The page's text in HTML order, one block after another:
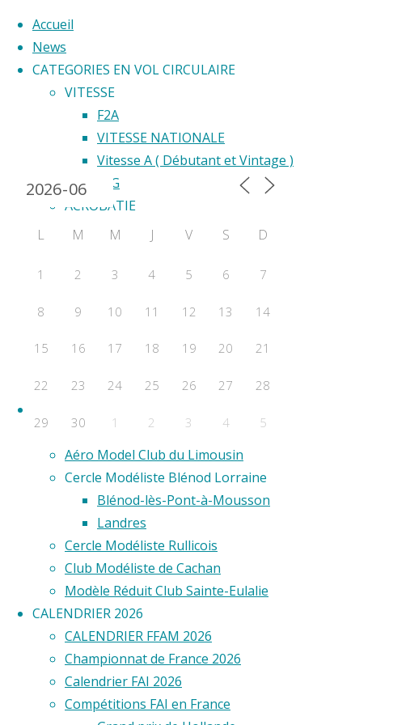
Accueil
News
CATEGORIES EN VOL CIRCULAIRE
VITESSE
F2A
VITESSE NATIONALE
Vitesse A ( Débutant et Vintage )
F2G
ACROBATIE
F2B
COURSE
F2F – Good Year
COMBAT
F2E
Aero Club de Saint-Étienne
Aéro Model Club du Limousin
Cercle Modéliste Blénod Lorraine
Blénod-lès-Pont-à-Mousson
Landres
Cercle Modéliste Rullicois
Club Modéliste de Cachan
Modèle Réduit Club Sainte-Eulalie
CALENDRIER 2026
CALENDRIER FFAM 2026
Championnat de France 2026
Calendrier FAI 2026
Compétitions FAI en France
Calendrier 2024
L M M J V S D
1 2 3 4 5 6 7
8 9 10 11 12 13 14
15 16 17 18 19 20 21
22 23 24 25 26 27 28
29 30 1 2 3 4 5
Évènements a venir
Aucun évènement
©2020 Vol circulaire commandé